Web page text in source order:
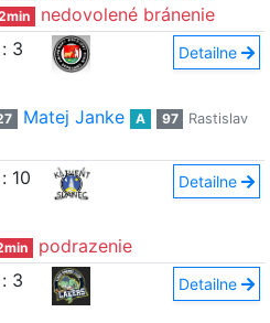
nedovolené bránenie
: 3 Detailne
Matej Janke A 97
Rastislav
: 10 Detailne
podrazenie
: 3 Detailne